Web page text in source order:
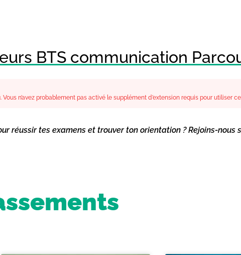
BTS communication
n’avez probablement pas activé le supplément d’extension requis pour utiliser
réussir tes examens et trouver ton orientation ? Rejoins-nous